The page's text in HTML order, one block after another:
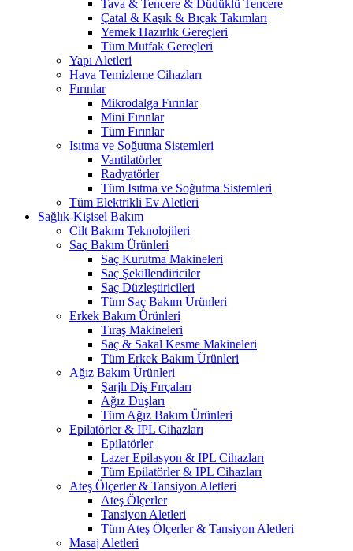
Tava & Tencere & Düdüklü Tencere
Çatal & Kaşık & Bıçak Takımları
Yemek Hazırlık Gereçleri
Tüm Mutfak Gereçleri
Yapı Aletleri
Hava Temizleme Cihazları
Fırınlar
Mikrodalga Fırınlar
Mini Fırınlar
Tüm Fırınlar
Isıtma ve Soğutma Sistemleri
Vantilatörler
Radyatörler
Tüm Isıtma ve Soğutma Sistemleri
Tüm Elektrikli Ev Aletleri
Sağlık-Kişisel Bakım
Cilt Bakım Teknolojileri
Saç Bakım Ürünleri
Saç Kurutma Makineleri
Saç Şekillendiriciler
Saç Düzleştiricileri
Tüm Saç Bakım Ürünleri
Erkek Bakım Ürünleri
Tıraş Makineleri
Saç & Sakal Kesme Makineleri
Tüm Erkek Bakım Ürünleri
Ağız Bakım Ürünleri
Şarjlı Diş Fırçaları
Ağız Duşları
Tüm Ağız Bakım Ürünleri
Epilatörler & IPL Cihazları
Epilatörler
Lazer Epilasyon & IPL Cihazları
Tüm Epilatörler & IPL Cihazları
Ateş Ölçerler & Tansiyon Aletleri
Ateş Ölçerler
Tansiyon Aletleri
Tüm Ateş Ölçerler & Tansiyon Aletleri
Masaj Aletleri